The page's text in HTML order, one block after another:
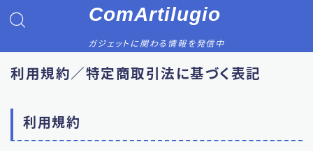
ComArtilugio
ガジェットに関わる情報を発信中
利用規約／特定商取引法に基づく表記
利用規約